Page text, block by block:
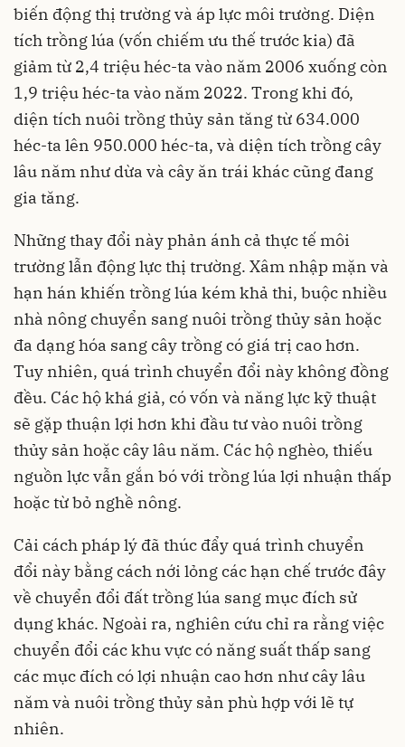
biến động thị trường và áp lực môi trường. Diện
tích trồng lúa (vốn chiếm ưu thế trước kia) đã
giảm từ 2,4 triệu héc-ta vào năm 2006 xuống còn
1,9 triệu héc-ta vào năm 2022. Trong khi đó,
diện tích nuôi trồng thủy sản tăng từ 634.000
héc-ta lên 950.000 héc-ta, và diện tích trồng cây
lâu năm như dừa và cây ăn trái khác cũng đang
gia tăng.
Những thay đổi này phản ánh cả thực tế môi
trường lẫn động lực thị trường. Xâm nhập mặn và
hạn hán khiến trồng lúa kém khả thi, buộc nhiều
nhà nông chuyển sang nuôi trồng thủy sản hoặc
đa dạng hóa sang cây trồng có giá trị cao hơn.
Tuy nhiên, quá trình chuyển đổi này không đồng
đều. Các hộ khá giả, có vốn và năng lực kỹ thuật
sẽ gặp thuận lợi hơn khi đầu tư vào nuôi trồng
thủy sản hoặc cây lâu năm. Các hộ nghèo, thiếu
nguồn lực vẫn gắn bó với trồng lúa lợi nhuận thấp
hoặc từ bỏ nghề nông.
Cải cách pháp lý đã thúc đẩy quá trình chuyển
đổi này bằng cách nới lỏng các hạn chế trước đây
về chuyển đổi đất trồng lúa sang mục đích sử
dụng khác. Ngoài ra, nghiên cứu chỉ ra rằng việc
chuyển đổi các khu vực có năng suất thấp sang
các mục đích có lợi nhuận cao hơn như cây lâu
năm và nuôi trồng thủy sản phù hợp với lẽ tự
nhiên.